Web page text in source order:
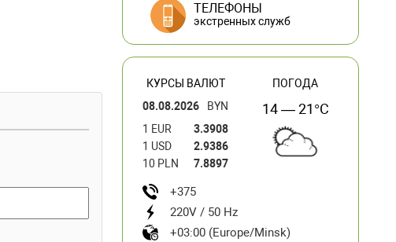
ТЕЛЕФОНЫ
экстренных служб
КУРСЫ ВАЛЮТ
08.08.2026
BYN
1 EUR
3.3908
1 USD
2.9386
10 PLN
7.8897
ПОГОДА
14 — 21°C
+375
220V / 50 Hz
+03:00 (Europe/Minsk)